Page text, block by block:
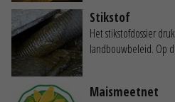
Stikstof
Het stikstofdossier
landbouwbeleid. Op
Maismeetnet